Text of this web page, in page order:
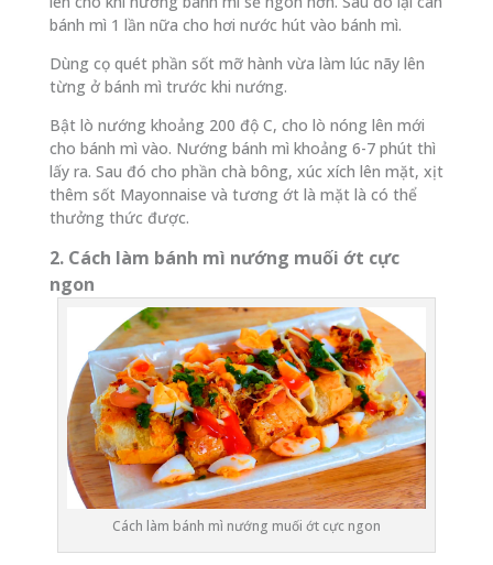
bánh mì 1 lần nữa cho hơi nước hút vào bánh mì.
Dùng cọ quét phần sốt mỡ hành vừa làm lúc nãy lên
từng ở bánh mì trước khi nướng.
Bật lò nướng khoảng 200 độ C, cho lò nóng lên mới
cho bánh mì vào. Nướng bánh mì khoảng 6-7 phút thì
lấy ra. Sau đó cho phần chà bông, xúc xích lên mặt, xịt
thêm sốt Mayonnaise và tương ớt là mặt là có thể
thưởng thức được.
2. Cách làm bánh mì nướng muối ớt cực
ngon
Cách làm bánh mì nướng muối ớt cực ngon